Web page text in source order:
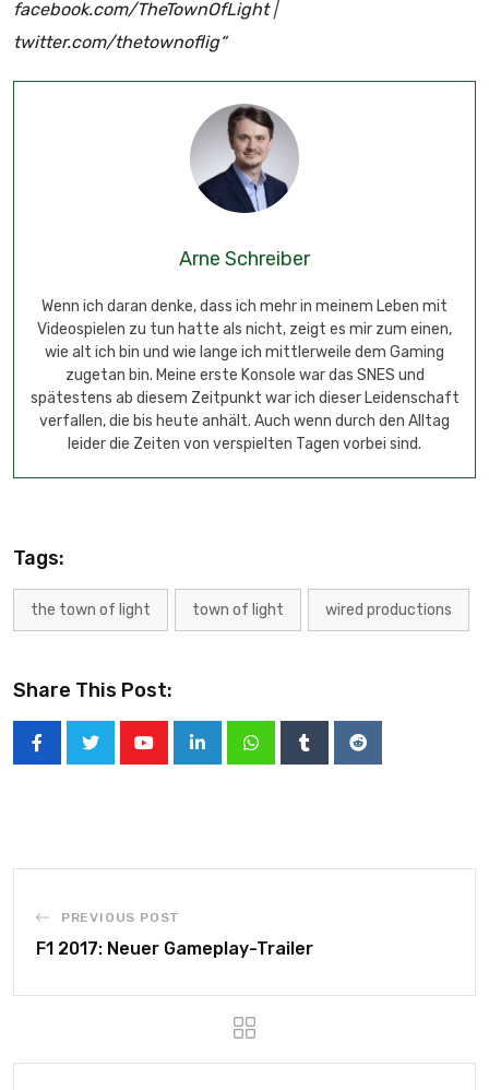
facebook.com/TheTownOfLight|
twitter.com/thetownoflig“
Arne Schreiber
Wenn ich daran denke, dass ich mehr in meinem Leben mit
Videospielen zu tun hatte als nicht, zeigt es mir zum einen,
wie alt ich bin und wie lange ich mittlerweile dem Gaming
zugetan bin. Meine erste Konsole war das SNES und
spätestens ab diesem Zeitpunkt war ich dieser Leidenschaft
verfallen, die bis heute anhält. Auch wenn durch den Alltag
leider die Zeiten von verspielten Tagen vorbei sind.
Tags:
the town of light town of light wired productions
Share This Post:
PREVIOUS POST
F1 2017: Neuer Gameplay-Trailer